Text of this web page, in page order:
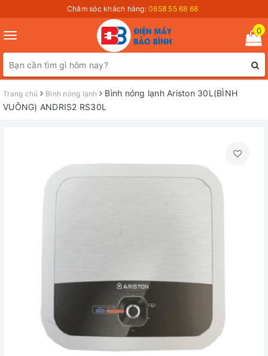
Chăm sóc khách hàng: 0858 55 68 68
Toggle
navigation
0
Trang chủ Bình nóng lạnh
Bình nóng lạnh Ariston 30L(BÌNH
VUÔNG) ANDRIS2 RS30L